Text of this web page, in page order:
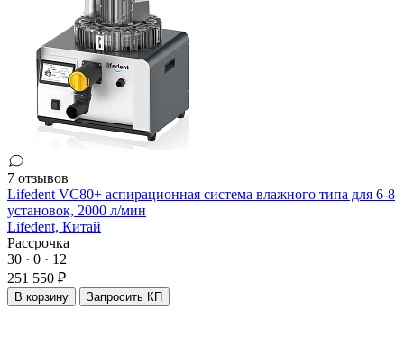
7 отзывов
Lifedent VC80+ аспирационная система влажного типа для 6-8
установок, 2000 л/мин
Lifedent, Китай
Рассрочка
30 · 0 · 12
251 550 ₽
В корзину Запросить КП